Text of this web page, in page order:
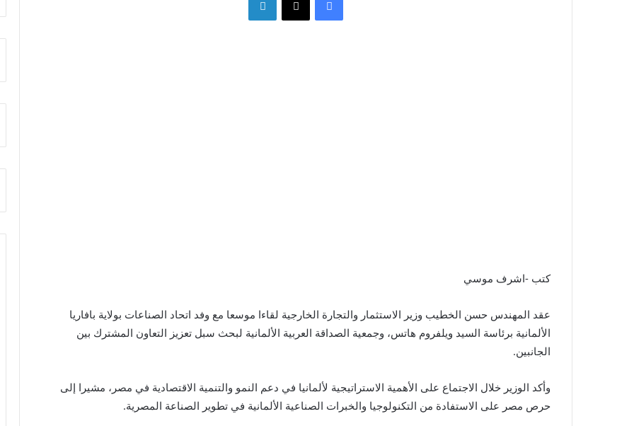
كتب -اشرف موسي
عقد المهندس حسن الخطيب وزير الاستثمار والتجارة الخارجية لقاءا موسعا مع وفد اتحاد الصناعات بولاية بافاريا
الألمانية برئاسة السيد ويلفروم هاتس، وجمعية الصداقة العربية الألمانية لبحث سبل تعزيز التعاون المشترك بين
الجانبين.
وأكد الوزير خلال الاجتماع على الأهمية الاستراتيجية لألمانيا في دعم النمو والتنمية الاقتصادية في مصر، مشيرا إلى
حرص مصر على الاستفادة من التكنولوجيا والخبرات الصناعية الألمانية في تطوير الصناعة المصرية.